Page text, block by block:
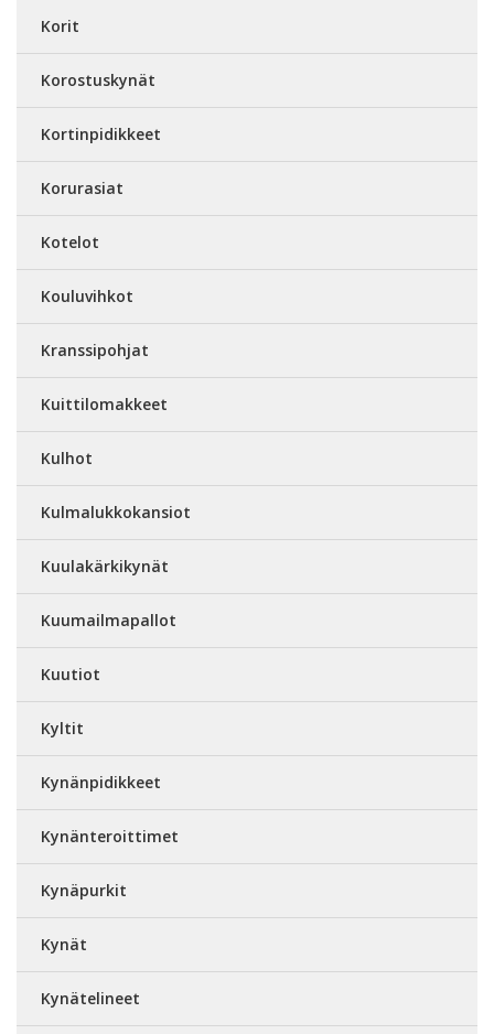
Korit
Korostuskynät
Kortinpidikkeet
Korurasiat
Kotelot
Kouluvihkot
Kranssipohjat
Kuittilomakkeet
Kulhot
Kulmalukkokansiot
Kuulakärkikynät
Kuumailmapallot
Kuutiot
Kyltit
Kynänpidikkeet
Kynänteroittimet
Kynäpurkit
Kynät
Kynätelineet